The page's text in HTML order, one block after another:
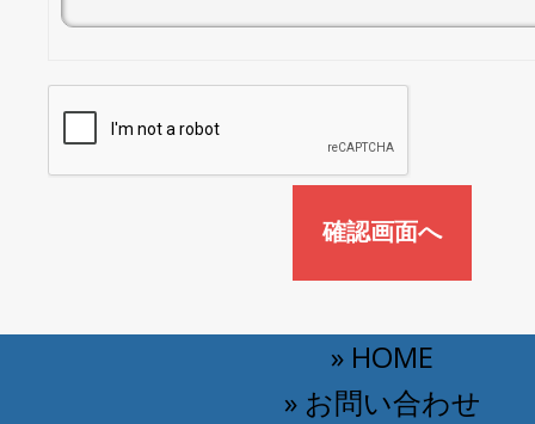
» HOME
» お問い合わせ